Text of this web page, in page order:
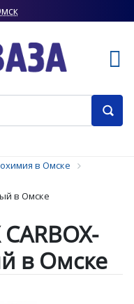
в Омске
в Омске
в Омске